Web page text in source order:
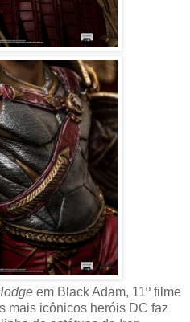
em Black Adam, 11º filme
mais icônicos heróis DC faz